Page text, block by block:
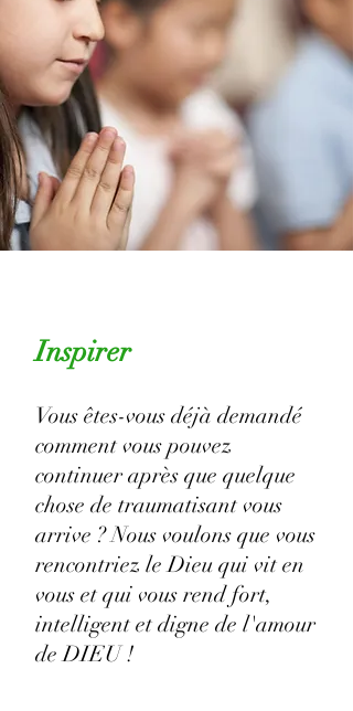
Inspirer
Vous êtes-vous déjà demandé
comment vous pouvez
continuer après que quelque
chose de traumatisant vous
arrive ? Nous voulons que vous
rencontriez le Dieu qui vit en
vous et qui vous rend fort,
intelligent et digne de l'amour
de DIEU !